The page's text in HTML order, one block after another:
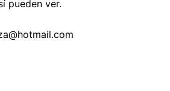
pueden ver.